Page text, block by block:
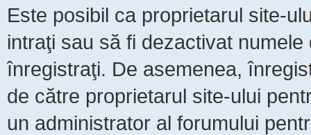
Este posibil ca proprietarul site-
intraţi sau să fi dezactivat
înregistraţi. De asemenea,
de către proprietarul site-ului
un administrator al forumului